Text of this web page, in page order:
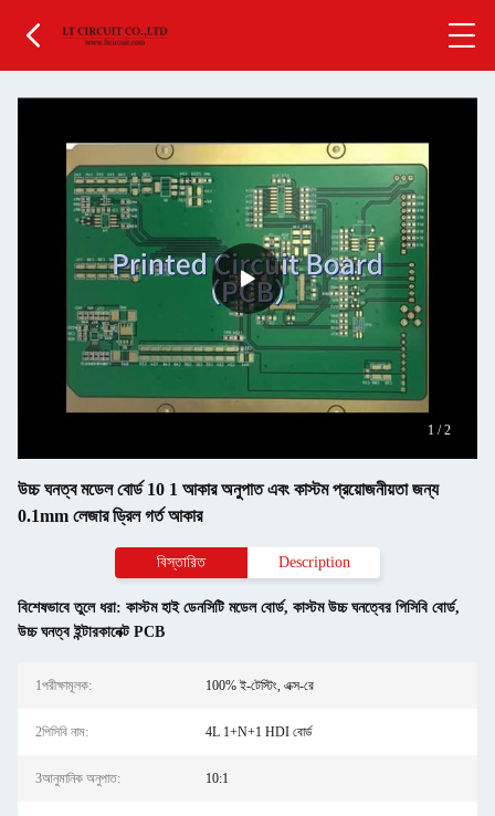
1 /2
উচ্চ ঘনত্ব মডেল বোর্ড 10 1 আকার অনুপাত এবং কাস্টম প্রয়োজনীয়তা জন্য
0.1mm লেজার ড্রিল গর্ত আকার
বিস্তারিত Description
বিশেষভাবে তুলে ধরা: কাস্টম হাই ডেনসিটি মডেল বোর্ড, কাস্টম উচ্চ ঘনত্বের পিসিবি বোর্ড,
উচ্চ ঘনত্ব ইন্টারকানেক্ট PCB
1পরীক্ষামূলক: 100% ই-টেস্টিং, এক্স-রে
2পিসিবি নাম: 4L 1+N+1 HDI বোর্ড
3আনুমানিক অনুপাত: 10:1